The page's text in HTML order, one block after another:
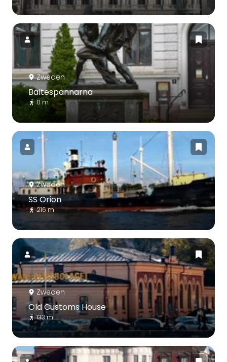
Zweden
Bältespännarna
0 m
Zweden
SS Orion
216 m
Zweden
Old Customs House
133 m